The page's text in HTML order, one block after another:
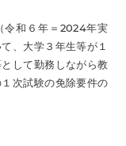
令和６年＝2024年実
、大学３年生等が１
して勤務しながら教
次試験の免除要件の